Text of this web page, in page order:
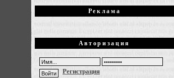
Реклама
Авторизация
Регистрация